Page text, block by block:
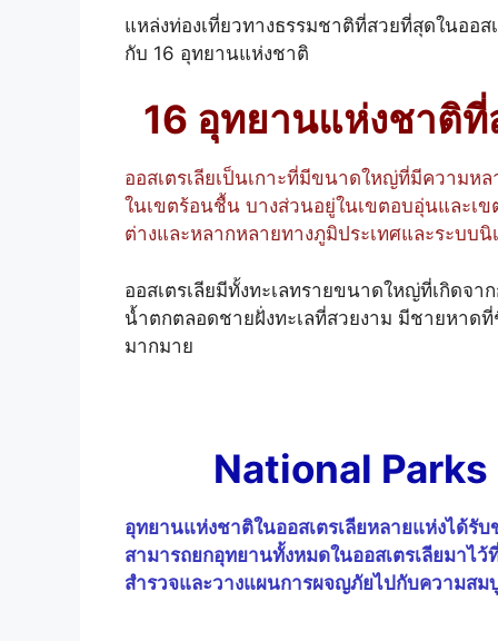
แหล่งท่องเที่ยวทางธรรมชาติที่สวยที่สุดในออส
กับ 16 อุทยานแห่งชาติ
16 อุทยานแห่งชาติ
ออสเตรเลียเป็นเกาะที่มีขนาดใหญ่ที่มีความ
ในเขตร้อนชื้น บางส่วนอยู่ในเขตอบอุ่นและ
ต่างและหลากหลายทางภูมิประเทศและระบบ
ออสเตรเลียมีทั้งทะเลทรายขนาดใหญ่ที่เกิดจ
น้ำตกตลอดชายฝั่งทะเลที่สวยงาม มีชายหาด
มากมาย
National
อุทยานแห่งชาติในออสเตรเลียหลายแห่งได้รั
สามารถยกอุทยานทั้งหมดในออสเตรเลียมาไ
สำรวจและวางแผนการผจญภัยไปกับความส